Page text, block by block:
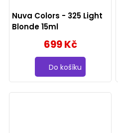
Nuva Colors - 325 Light
Blonde 15ml
699 Kč
Do košíku